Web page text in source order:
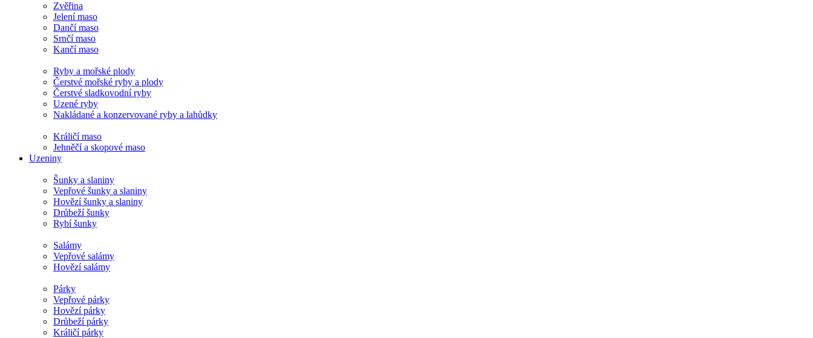
Zvěřina
Jelení maso
Dančí maso
Srnčí maso
Kančí maso
Ryby a mořské plody
Čerstvé mořské ryby a plody
Čerstvé sladkovodní ryby
Uzené ryby
Nakládané a konzervované ryby a lahůdky
Králičí maso
Jehněčí a skopové maso
Uzeniny
Šunky a slaniny
Vepřové šunky a slaniny
Hovězí šunky a slaniny
Drůbeží šunky
Rybí šunky
Salámy
Vepřové salámy
Hovězí salámy
Párky
Vepřové párky
Hovězí párky
Drůbeží párky
Králičí párky